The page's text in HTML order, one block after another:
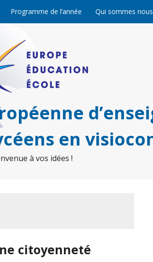
Programme de l’année Qui sommes
en
à vos idées !
citoyenneté